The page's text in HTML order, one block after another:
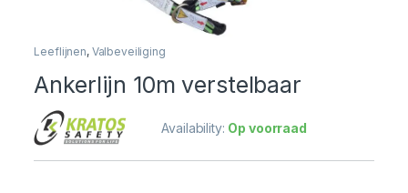
Leeflijnen, Valbeveiliging
Ankerlijn 10m verstelbaar
Availability: Op voorraad